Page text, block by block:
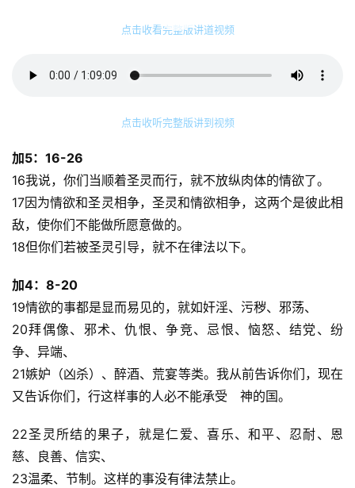
点击收看完整版讲道视频
点击收听完整版讲到视频
加5：16-26
16我说，你们当顺着圣灵而行，就不放纵肉体的情欲了。
17因为情欲和圣灵相争，圣灵和情欲相争，这两个是彼此相
敌，使你们不能做所愿意做的。
18但你们若被圣灵引导，就不在律法以下。
加4：8-20
19情欲的事都是显而易见的，就如奸淫、污秽、邪荡、
20拜偶像、邪术、仇恨、争竞、忌恨、恼怒、结党、纷
争、异端、
21嫉妒（凶杀）、醉酒、荒宴等类。我从前告诉你们，现在
又告诉你们，行这样事的人必不能承受　神的国。
22圣灵所结的果子，就是仁爱、喜乐、和平、忍耐、恩
慈、良善、信实、
23温柔、节制。这样的事没有律法禁止。